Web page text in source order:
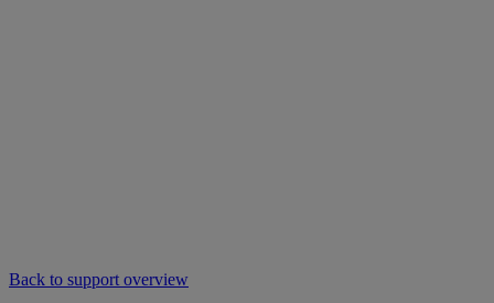
Back to support overview